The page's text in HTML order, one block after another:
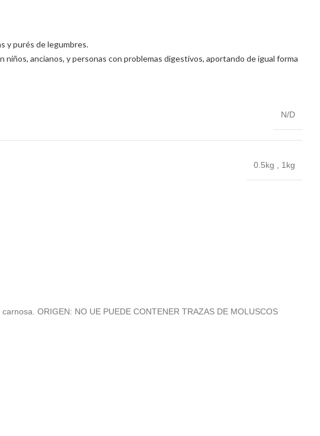
y purés de legumbres.
ancianos, y personas con problemas digestivos, aportando de igual forma
N/D
0.5kg 1kg
ORIGEN: NO UE PUEDE CONTENER TRAZAS DE MOLUSCOS